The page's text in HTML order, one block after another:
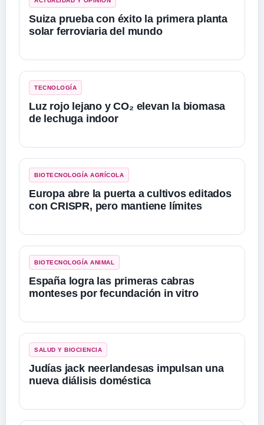
Suiza prueba con éxito la primera planta
solar ferroviaria del mundo
TECNOLOGÍA
Luz rojo lejano y CO₂ elevan la biomasa
de lechuga indoor
BIOTECNOLOGÍA AGRÍCOLA
Europa abre la puerta a cultivos editados
con CRISPR, pero mantiene límites
BIOTECNOLOGÍA ANIMAL
España logra las primeras cabras
monteses por fecundación in vitro
SALUD Y BIOCIENCIA
Judías jack neerlandesas impulsan una
nueva diálisis doméstica